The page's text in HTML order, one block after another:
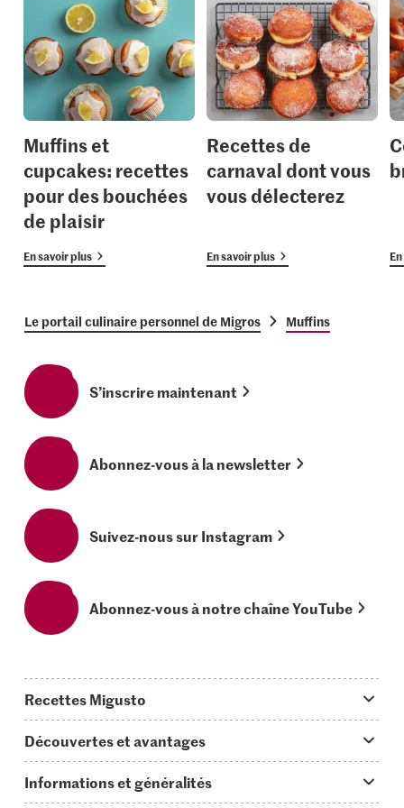
Muffins et
cupcakes: recettes
pour des bouchées
de plaisir
En savoir plus
Recettes de
carnaval dont vous
vous délecterez
En savoir plus
Le portail culinaire personnel de Migros Muffins
S’inscrire maintenant
Abonnez-vous à la newsletter
Suivez-nous sur Instagram
Abonnez-vous à notre chaîne YouTube
Recettes Migusto
Idées de menus
Découvertes et avantages
Informations et généralités